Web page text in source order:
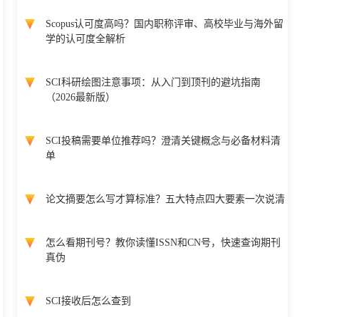
Scopus认可度高吗？国内职称评审、高校毕业与海外留
学的认可度全解析
SCI科研绘图注意事项：从入门到顶刊的避坑指南
（2026最新版）
SCI投稿需要单位推荐吗？澄清关键概念与必备材料清
单
论文摘要怎么写才算标准？五大特点四大要素一次说清
怎么看期刊号？教你读懂ISSN和CN号，快速查询期刊
真伪
SCI接收后怎么查到